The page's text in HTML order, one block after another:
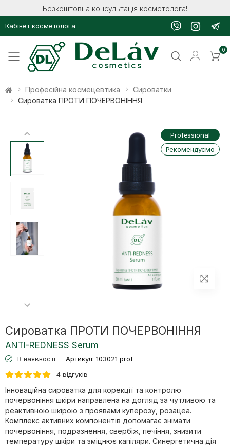
Безкоштовна консультація косметолога!
Кабінет косметолога
Toggle mobile menu
0
Професійна космецевтика
Сироватки
Сироватка ПРОТИ ПОЧЕРВОНІННЯ
Professional
Рекомендуємо
Сироватка ПРОТИ ПОЧЕРВОНІННЯ
ANTI-REDNESS Serum
В наявності Артикул: 103021 prof
4 відгуків
Інноваційна сироватка для корекції та контролю
почервоніння шкіри направлена на догляд за чутливою та
реактивною шкірою з проявами куперозу, розацеа.
Комплекс активних компонентів допомагає знімати
почервоніння, подразнення, свербіж, печіння, знизити
температуру шкіри та зміцнює капіляри. Синергетична дія